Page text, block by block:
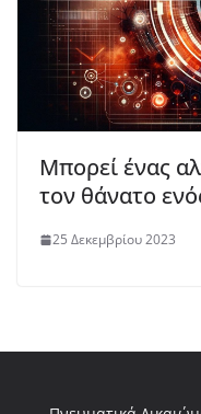
Μπορεί ένας
τον θάνατο
25 Δεκεμβρίου 2023